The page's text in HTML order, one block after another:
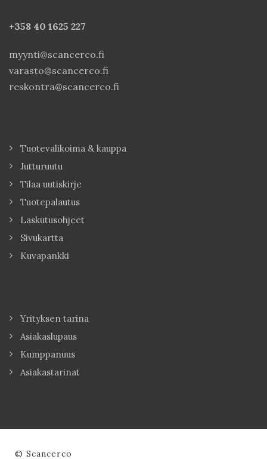
+358 40 1625 227
myynti@scancerco.fi
varasto@scancerco.fi
reskontra@scancerco.fi
Tuotevalikoima & kauppa
Jutturuutu
Tilaa uutiskirje
Tuotepalautus
Laskutusohjeet
Sivukartta
Kuvapankki
Yrityksen tarina
Asiakaslupaus
Kumppanuus
Asiakastarinat
© Scancerco